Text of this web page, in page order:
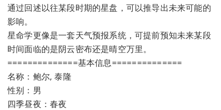
通过回述以往某段时期的星盘，可以推导出未来可能的
影响。
星命学更像是一套天气预报系统，可提前预知未来某段
时间面临的是阴云密布还是晴空万里。
==============基本信息==============
名称：鲍尔, 泰隆
性别：男
四季昼夜：春夜